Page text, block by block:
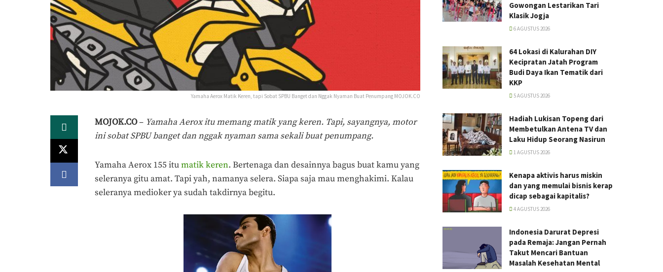
Yamaha Aerox Matik Keren, tapi Sobat SPBU Banget dan Nggak Nyaman Buat Penumpang MOJOK.CO
MOJOK.CO– Yamaha Aerox itu memang matik yang keren. Tapi, sayangnya, motor
ini sobat SPBU banget dan nggak nyaman sama sekali buat penumpang.
Yamaha Aerox 155 itumatik keren. Bertenaga dan desainnya bagus buat kamu yang
seleranya gitu amat. Tapi yah, namanya selera. Siapa saja mau menghakimi. Kalau
seleranya medioker ya sudah takdirnya begitu.
Gowongan Lestarikan Tari
Klasik Jogja
6 AGUSTUS 2026
64 Lokasi di Kalurahan DIY
Kecipratan Jatah Program
Budi Daya Ikan Tematik dari
KKP
5 AGUSTUS 2026
Hadiah Lukisan Topeng dari
Membetulkan Antena TV dan
Laku Hidup Seorang Nasirun
1 AGUSTUS 2026
Kenapa aktivis harus miskin
dan yang memulai bisnis kerap
dicap sebagai kapitalis?
4 AGUSTUS 2026
Indonesia Darurat Depresi
pada Remaja: Jangan Pernah
Takut Mencari Bantuan
Masalah Kesehatan Mental